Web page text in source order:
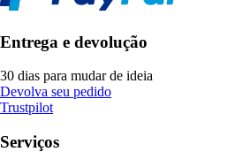
Entrega e devolução
30 dias para mudar de ideia
Devolva seu pedido
Trustpilot
Serviços